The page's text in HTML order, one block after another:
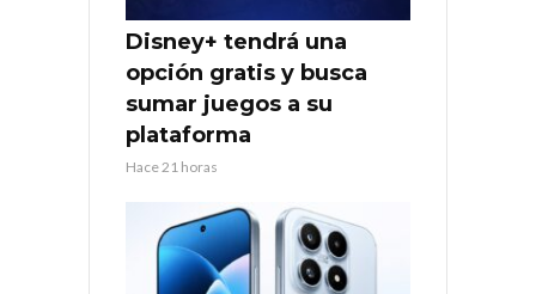
Disney+ tendrá una
opción gratis y busca
sumar juegos a su
plataforma
Hace 21 horas